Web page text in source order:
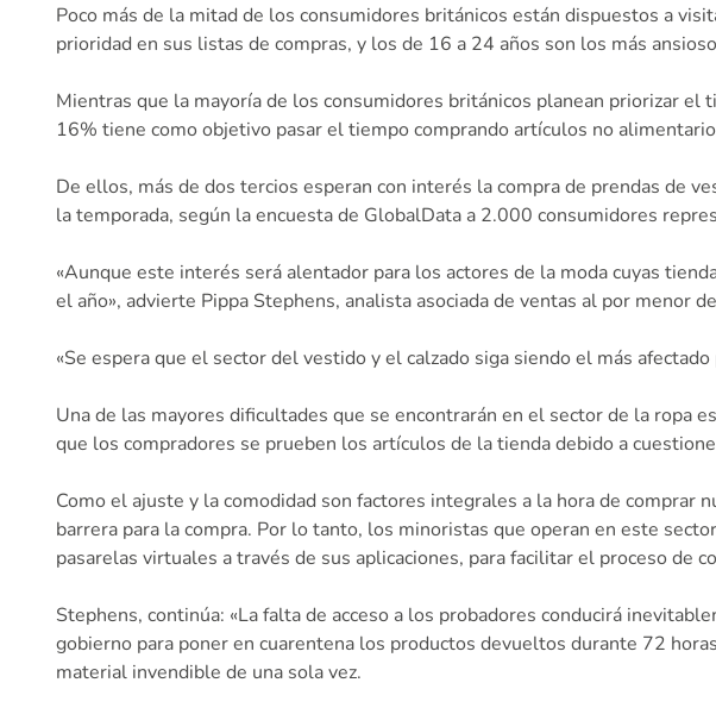
Poco más de la mitad de los consumidores británicos están dispuestos a
prioridad en sus listas de compras, y los de 16 a 24 años son los más
Mientras que la mayoría de los consumidores británicos planean priorizar
16% tiene como objetivo pasar el tiempo comprando artículos no
De ellos, más de dos tercios esperan con interés la compra de prendas de
la temporada, según la encuesta de GlobalData a 2.000 consumidores
«Aunque este interés será alentador para los actores de la moda cuyas
el año», advierte Pippa Stephens, analista asociada de ventas al por menor
«Se espera que el sector del vestido y el calzado siga siendo el más
Una de las mayores dificultades que se encontrarán en el sector de la ropa
que los compradores se prueben los artículos de la tienda debido a
Como el ajuste y la comodidad son factores integrales a la hora de comprar
barrera para la compra. Por lo tanto, los minoristas que operan en este
pasarelas virtuales a través de sus aplicaciones, para facilitar el proceso de
Stephens, continúa: «La falta de acceso a los probadores conducirá
gobierno para poner en cuarentena los productos devueltos durante 72
material invendible de una sola vez.